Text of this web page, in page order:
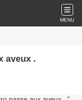
MENU
aveux .